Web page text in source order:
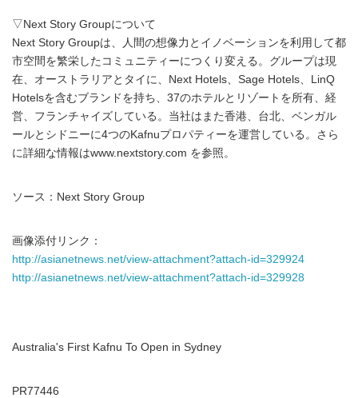
▽Next Story Groupについて
Next Story Groupは、人間の想像力とイノベーションを利用して都
市空間を繁栄したコミュニティーにつくり変える。グループは現
在、オーストラリアとタイに、Next Hotels、Sage Hotels、LinQ
Hotelsを含むブランドを持ち、37のホテルとリゾートを所有、経
営、フランチャイズしている。当社はまた香港、台北、ベンガル
ールとシドニーに4つのKafnuプロパティーを運営している。さら
に詳細な情報はwww.nextstory.com を参照。
ソース：Next Story Group
画像添付リンク：
http://asianetnews.net/view-attachment?attach-id=329924
http://asianetnews.net/view-attachment?attach-id=329928
Australia's First Kafnu To Open in Sydney
PR77446